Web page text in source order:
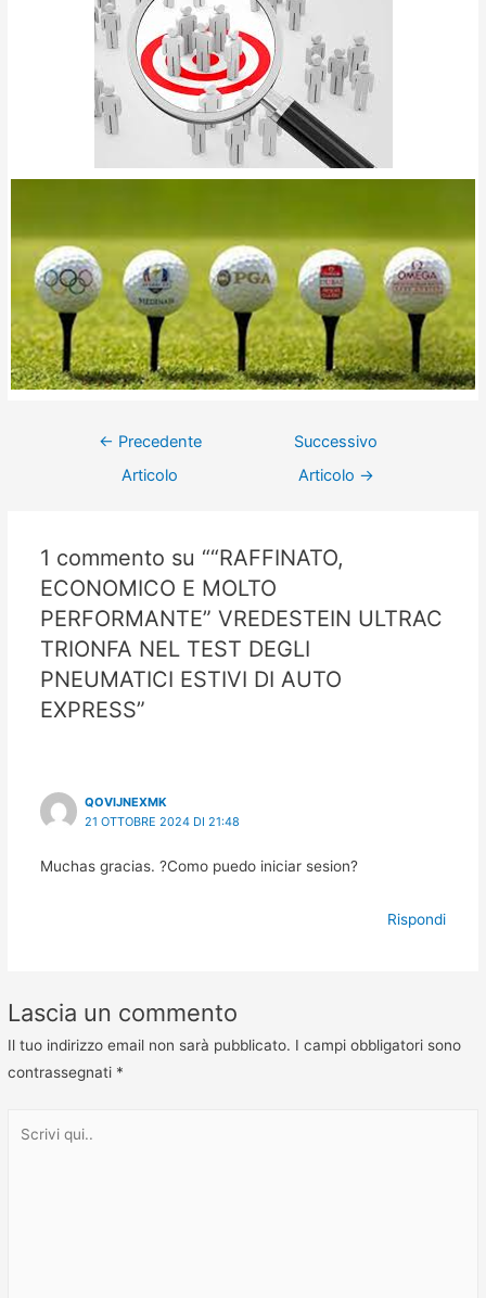
← Precedente
Articolo
Successivo
Articolo →
1 commento su ““RAFFINATO,
ECONOMICO E MOLTO
PERFORMANTE” VREDESTEIN ULTRAC
TRIONFA NEL TEST DEGLI
PNEUMATICI ESTIVI DI AUTO
EXPRESS”
QOVIJNEXMK
21 OTTOBRE 2024 DI 21:48
Muchas gracias. ?Como puedo iniciar sesion?
Rispondi
Lascia un commento
Il tuo indirizzo email non sarà pubblicato. I campi obbligatori sono
contrassegnati *